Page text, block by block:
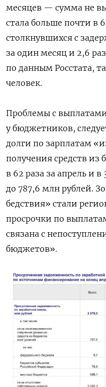
месяцев — сумма не
стала больше почти в
столкнувшихся с
за один месяц и 2,6
по данным Росстата,
человек.
Проблемы с
у бюджетников,
долги по зарплатам
получения средств
в 62 раза за апрель и
до 787,6 млн рублей.
бедствия» стали
просрочки по
связана с
бюджетов».